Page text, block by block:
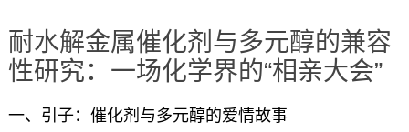
耐水解金属催化剂与多元醇的兼容
性研究：一场化学界的“相亲大会”
一、引子：催化剂与多元醇的爱情故事